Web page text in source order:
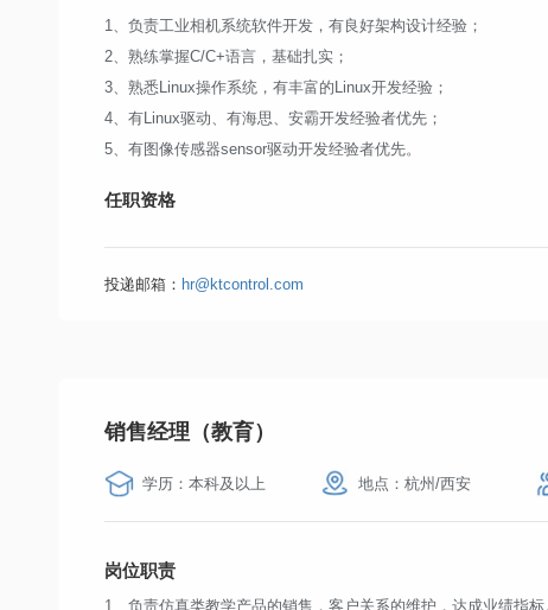
1、负责工业相机系统软件开发，有良好架构设计经验；
2、熟练掌握C/C+语言，基础扎实；
3、熟悉Linux操作系统，有丰富的 Linux开发经验；
4、有Linux驱动、有海思、安霸开发经验者优先；
5、有图像传感器sensor驱动开发经验者优先。
任职资格
6、具有良好的沟通能力，能适应较快的工作节奏并承担一定压力
投递邮箱： hr@ktcontrol.com
销售经理（教育）
学历：本科及以上 地点：杭州/西安
岗位职责
1、负责仿真类教学产品的销售，客户关系的维护，达成业绩指标